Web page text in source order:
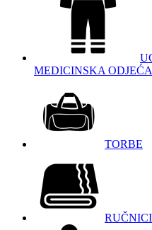
MEDICINSKA ODJEĆA
TORBE
RUČNICI